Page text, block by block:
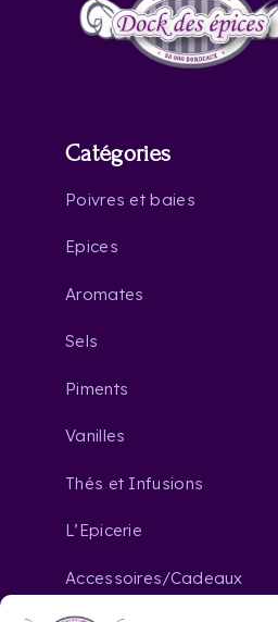
Catégories
Poivres et baies
Epices
Aromates
Sels
Piments
Vanilles
Thés et Infusions
L’Epicerie
Accessoires/Cadeaux